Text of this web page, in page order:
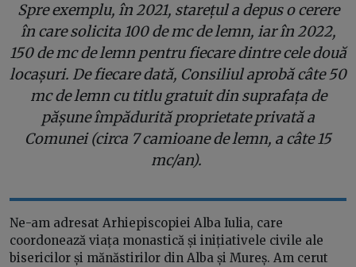
Spre exemplu, în 2021, starețul a depus o cerere
în care solicita 100 de mc de lemn, iar în 2022,
150 de mc de lemn pentru fiecare dintre cele două
locașuri. De fiecare dată, Consiliul aprobă câte 50
mc de lemn cu titlu gratuit din suprafața de
pășune împădurită proprietate privată a
Comunei (circa 7 camioane de lemn, a câte 15
mc/an).
Ne-am adresat Arhiepiscopiei Alba Iulia, care
coordonează viața monastică și inițiativele civile ale
bisericilor și mănăstirilor din Alba și Mureș. Am cerut